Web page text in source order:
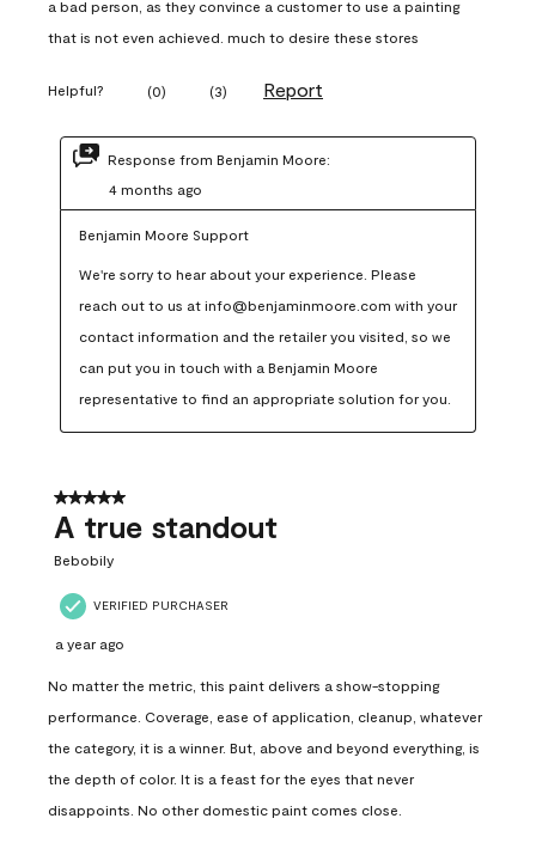
a bad person, as they convince a customer to use a painting
that is not even achieved. much to desire these stores
Helpful? (0) (3) Report
Response from Benjamin Moore:
4 months ago
Benjamin Moore Support
We're sorry to hear about your experience. Please
reach out to us at info@benjaminmoore.com with your
contact information and the retailer you visited, so we
can put you in touch with a Benjamin Moore
representative to find an appropriate solution for you.
5 out of 5 stars.
A true standout
Bebobily
VERIFIED PURCHASER
a year ago
No matter the metric, this paint delivers a show-stopping
performance. Coverage, ease of application, cleanup, whatever
the category, it is a winner. But, above and beyond everything, is
the depth of color. It is a feast for the eyes that never
disappoints. No other domestic paint comes close.